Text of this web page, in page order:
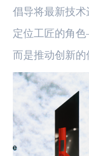
倡导将最新技
定位工匠的角
而是推动创新的